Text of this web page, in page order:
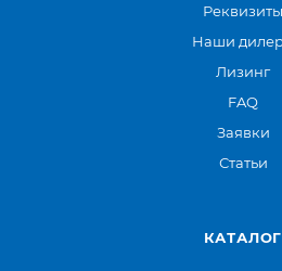
Реквизиты
Наши
Лизинг
FAQ
Заявки
Статьи
КАТАЛОГ